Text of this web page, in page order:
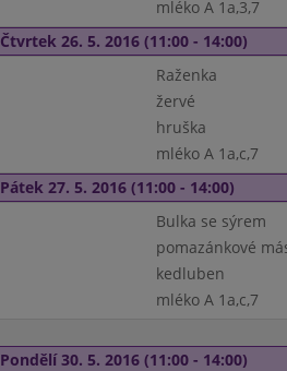
mléko A 1a,3,7
Čtvrtek 26. 5. 2016 (11:00 - 14:00)
Raženka
žervé
hruška
mléko A 1a,c,7
Pátek 27. 5. 2016 (11:00 - 14:00)
Bulka se sýrem
pomazánkové
kedluben
mléko A 1a,c,7
Pondělí 30. 5. 2016 (11:00 - 14:00)